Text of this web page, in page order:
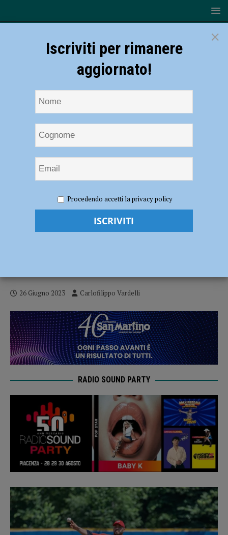
Serie B – Il Piacenza non si impone ad Avigliana e torna con un
pareggio
Baseball, Serie B – Il Piacenza non si
26 Giugno 2023 Carlofilippo Vardelli
RADIO SOUND PARTY
×
Iscriviti per rimanere
aggiornato!
Procedendo accetti la privacy policy